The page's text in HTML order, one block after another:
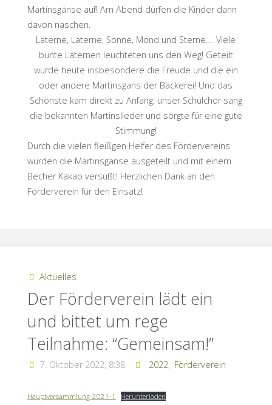
Martinsgänse auf! Am Abend dürfen die Kinder dann
davon naschen.
Laterne, Laterne, Sonne, Mond und Sterne…. Viele
bunte Laternen leuchteten uns den Weg! Geteilt
wurde heute insbesondere die Freude und die ein
oder andere Martinsgans der Bäckerei! Und das
Schönste kam direkt zu Anfang: unser Schulchor sang
die bekannten Martinslieder und sorgte für eine gute
Stimmung!
Durch die vielen fleißgen Helfer des Fördervereins
wurden die Martinsgänse ausgeteilt und mit einem
Becher Kakao versüßt! Herzlichen Dank an den
Förderverein für den Einsatz!
Aktuelles
Der Förderverein lädt ein
und bittet um rege
Teilnahme: “Gemeinsam!”
7. Oktober 2022, 8:38 2022, Förderverein
Hauptversammlung-2021-1 Herunterladen